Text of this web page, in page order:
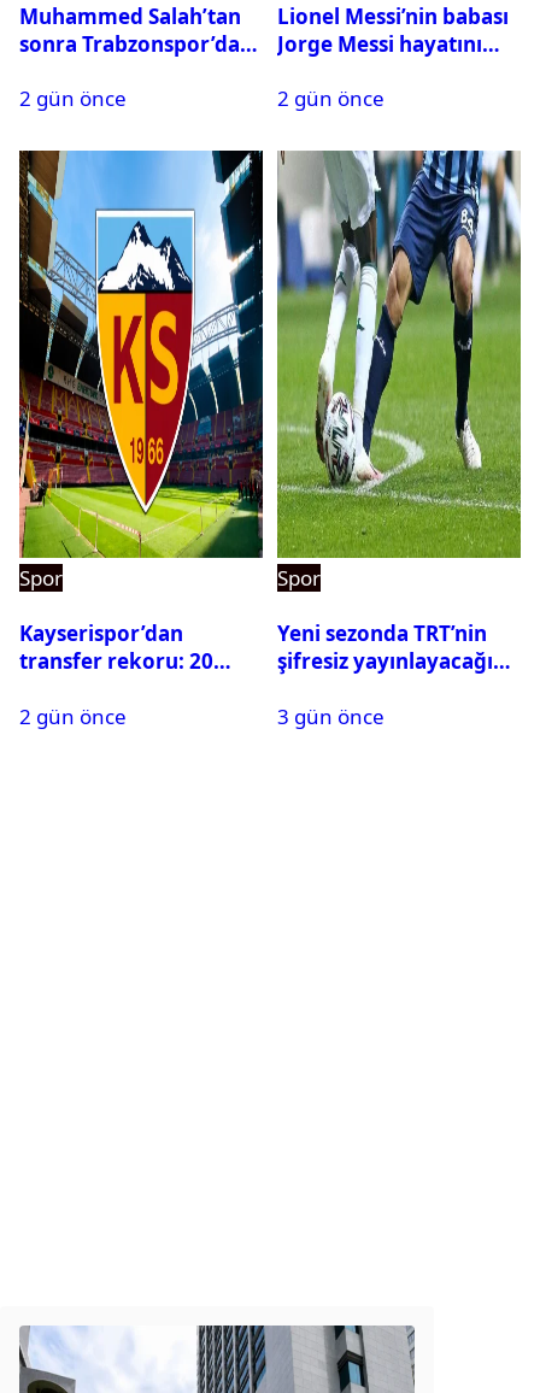
Muhammed Salah’tan
sonra Trabzonspor’dan
2 gün önce
Lionel Messi’nin babası
Jorge Messi hayatını
2 gün önce
Spor
Kayserispor’dan
transfer rekoru: 20
2 gün önce
Spor
Yeni sezonda TRT’nin
şifresiz yayınlayacağı
3 gün önce